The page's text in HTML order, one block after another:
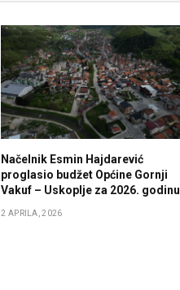
Načelnik Esmin Hajdarević
proglasio budžet Općine Gornji
Vakuf – Uskoplje za 2026. godinu
2 APRILA, 2026